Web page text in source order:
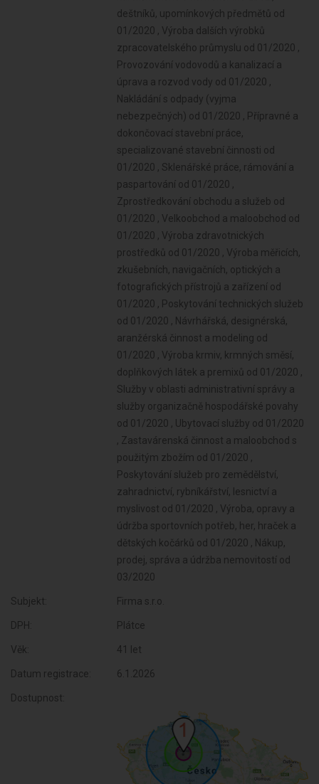
Subjekt: Firma s.r.o.
DPH: Plátce
Věk: 41 let
Datum registrace: 6.1.2026
Dostupnost: